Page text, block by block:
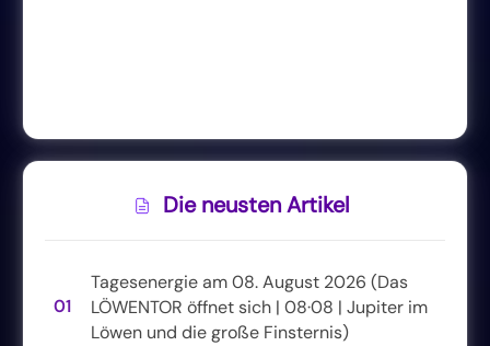
Die neusten Artikel
01
Tagesenergie am 08. August 2026 (Das
LÖWENTOR öffnet sich | 08·08 | Jupiter im
Löwen und die große Finsternis)